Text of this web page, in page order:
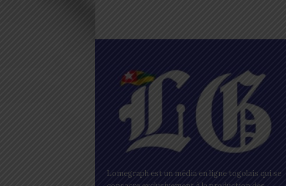
Lomegraph est un média en ligne togolais qui se